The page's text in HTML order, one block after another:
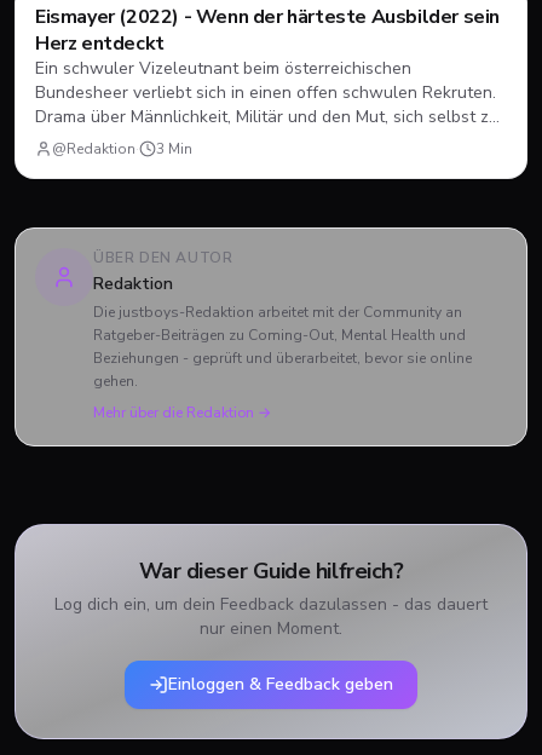
Filme & Serien
Eismayer (2022) - Wenn der härteste Ausbilder sein
Herz entdeckt
Ein schwuler Vizeleutnant beim österreichischen
Bundesheer verliebt sich in einen offen schwulen Rekruten.
Drama über Männlichkeit, Militär und den Mut, sich selbst zu
sein.@Redaktion· 3 Min
ÜBER DEN AUTOR
Redaktion
Die justboys-Redaktion arbeitet mit der Community an
Ratgeber-Beiträgen zu Coming-Out, Mental Health und
Beziehungen - geprüft und überarbeitet, bevor sie online
gehen.
Mehr über die Redaktion →
War dieser Guide hilfreich?
Log dich ein, um dein Feedback dazulassen - das dauert
nur einen Moment.
Einloggen & Feedback geben